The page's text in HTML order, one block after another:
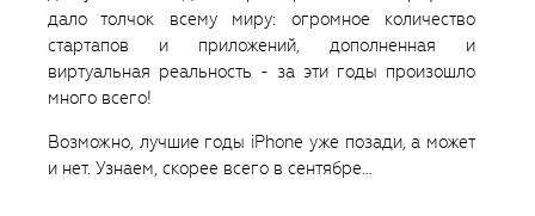
дало толчок всему миру: огромное количество
стартапов и приложений, дополненная и
виртуальная реальность - за эти годы произошло
много всего!
Возможно, лучшие годы iPhone уже позади, а может
и нет. Узнаем, скорее всего в сентябре…